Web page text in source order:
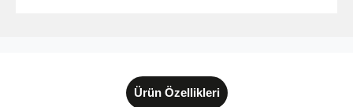
Ürün Özellikleri